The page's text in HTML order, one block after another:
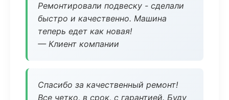
Ремонтировали подвеску - сделали
быстро и качественно. Машина
теперь едет как новая!
— Клиент компании
Спасибо за качественный ремонт!
Все четко, в срок, с гарантией. Буду